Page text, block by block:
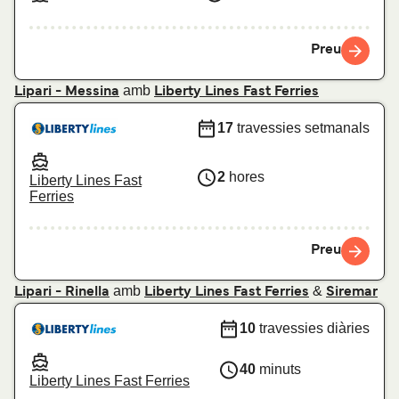
Preu
Lipari - Messina amb Liberty Lines Fast Ferries
Liberty Lines Fast
Ferries
17 travessies setmanals
2 hores
Preu
Lipari - Rinella amb Liberty Lines Fast Ferries & Siremar
Liberty Lines Fast Ferries
10 travessies diàries
40 minuts